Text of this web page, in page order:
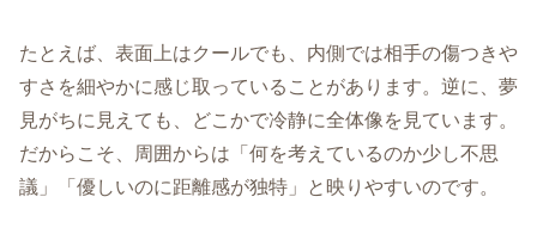
たとえば、表面上はクールでも、内側では相手の傷つきや
すさを細やかに感じ取っていることがあります。逆に、夢
見がちに見えても、どこかで冷静に全体像を見ています。
だからこそ、周囲からは「何を考えているのか少し不思
議」「優しいのに距離感が独特」と映りやすいのです。